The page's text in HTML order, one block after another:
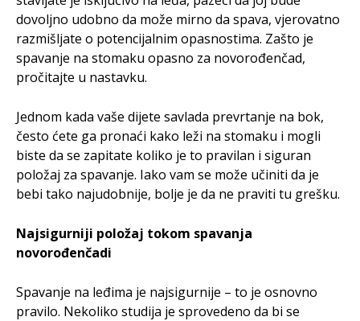
dovoljno udobno da može mirno da spava, vjerovatno
razmišljate o potencijalnim opasnostima. Zašto je
spavanje na stomaku opasno za novorođenčad,
pročitajte u nastavku.
Jednom kada vaše dijete savlada prevrtanje na bok,
često ćete ga pronaći kako leži na stomaku i mogli
biste da se zapitate koliko je to pravilan i siguran
položaj za spavanje. Iako vam se može učiniti da je
bebi tako najudobnije, bolje je da ne praviti tu grešku.
Najsigurniji položaj tokom spavanja
novorođenčadi
Spavanje na leđima je najsigurnije – to je osnovno
pravilo. Nekoliko studija je sprovedeno da bi se